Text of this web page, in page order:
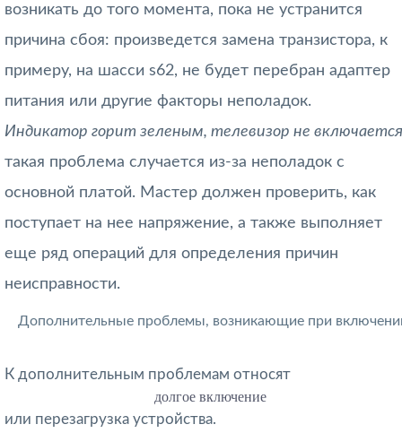
возникать до того момента, пока не устранится
причина сбоя: произведется замена транзистора, к
примеру, на шасси s62, не будет перебран адаптер
питания или другие факторы неполадок.
Индикатор горит зеленым, телевизор не
такая проблема случается из-за неполадок с
основной платой. Мастер должен проверить, как
поступает на нее напряжение, а также выполняет
еще ряд операций для определения причин
неисправности.
Дополнительные проблемы, возникающие при
К дополнительным проблемам относят
долгое включение
или перезагрузка устройства.